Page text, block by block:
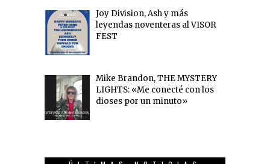
Joy Division, Ash y más
leyendas noventeras al VISOR
FEST
Mike Brandon, THE MYSTERY
LIGHTS: «Me conecté con los
dioses por un minuto»